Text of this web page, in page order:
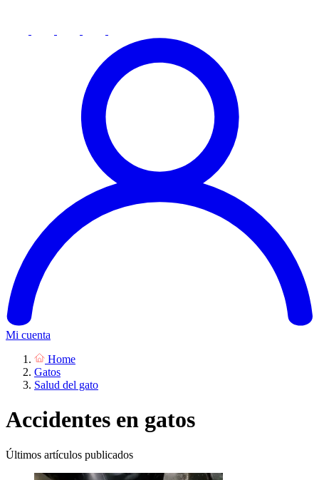
Mi cuenta
Home
Gatos
Salud del gato
Accidentes en gatos
Últimos artículos publicados